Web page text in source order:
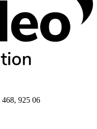
925 06